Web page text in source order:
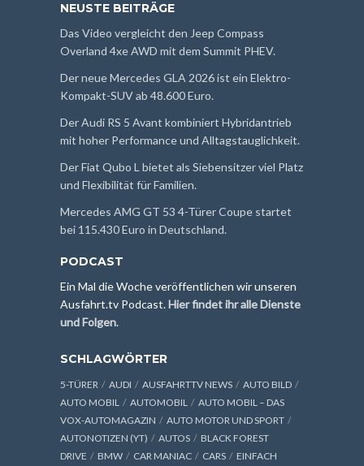
NEUSTE BEITRÄGE
Das Video vergleicht den Jeep Compass
Overland 4xe AWD mit dem Summit PHEV.
Der neue Mercedes GLA 2026 ist ein Elektro-
Kompakt-SUV ab 48.600 Euro.
Der Audi RS 5 Avant kombiniert Hybridantrieb
mit hoher Performance und Alltagstauglichkeit.
Der Fiat Qubo L bietet als Siebensitzer viel Platz
und Flexibilität für Familien.
Mercedes AMG GT 53 4-Türer Coupe startet
bei 115.430 Euro in Deutschland.
PODCAST
Ein Mal die Woche veröffentlichen wir unseren
Ausfahrt.tv Podcast.Hier findet ihr alle Dienste
und Folgen.
SCHLAGWÖRTER
5-TÜRER AUDI AUSFAHRTTV NEWS
AUTO BILD
AUTO MOBIL
AUTOMOBIL
AUTO MOBIL – DAS
VOX-AUTOMAGAZIN
AUTO MOTOR UND SPORT
AUTONOTIZEN (YT)
AUTOS
BLACK FOREST
DRIVE
BMW CAR MANIAC CARS
EINFACH